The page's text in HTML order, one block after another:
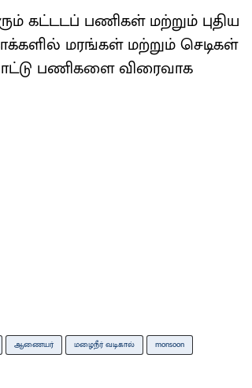
கட்டடப் பணிகள் மற்றும் புதிய
மரங்கள் மற்றும் செடிகள்
பணிகளை விரைவாக
ஆணையர் மழைநீர் வடிகால் monsoon